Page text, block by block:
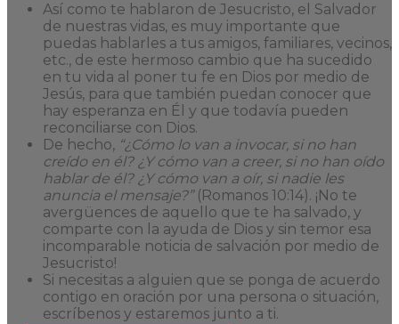
Así como te hablaron de Jesucristo, el Salvador
de nuestras vidas, es muy importante que
puedas hablarles a tus amigos, familiares, vecinos,
etc., de este hermoso cambio que ha sucedido
en tu vida al poner tu fe en Dios por medio de
Jesús, para que también puedan conocer que
hay esperanza en Él y que todavía pueden
reconciliarse con Dios.
De hecho, “¿Cómo lo van a invocar, si no han
creído en él? ¿Y cómo van a creer, si no han oído
hablar de él? ¿Y cómo van a oír, si nadie les
anuncia el mensaje?”(Romanos 10:14). ¡No te
avergüences de aquello que te ha salvado, y
comparte con la ayuda de Dios y sin temor esa
incomparable noticia de salvación por medio de
Jesucristo!
Si necesitas a alguien que se ponga de acuerdo
contigo en oración por una persona o situación,
escríbenos y estaremos junto a ti.